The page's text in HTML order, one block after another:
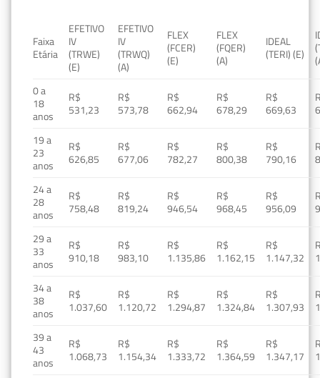
Faixa
Etária
EFETIVO
IV
(TRWE)
(E)
EFETIVO
IV
(TRWQ)
(A)
FLEX
(FCER)
(E)
FLEX
(FQER)
(A)
IDEAL
(TERI) (E)
0 a
18
anos
R$
531,23
R$
573,78
R$
662,94
R$
678,29
R$
669,63
19 a
23
anos
R$
626,85
R$
677,06
R$
782,27
R$
800,38
R$
790,16
24 a
28
anos
R$
758,48
R$
819,24
R$
946,54
R$
968,45
R$
956,09
29 a
33
anos
R$
910,18
R$
983,10
R$
1.135,86
R$
1.162,15
R$
1.147,32
34 a
38
anos
R$
1.037,60
R$
1.120,72
R$
1.294,87
R$
1.324,84
R$
1.307,93
39 a
43
anos
R$
1.068,73
R$
1.154,34
R$
1.333,72
R$
1.364,59
R$
1.347,17